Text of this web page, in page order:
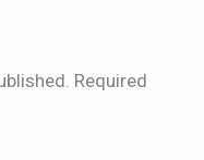
Required